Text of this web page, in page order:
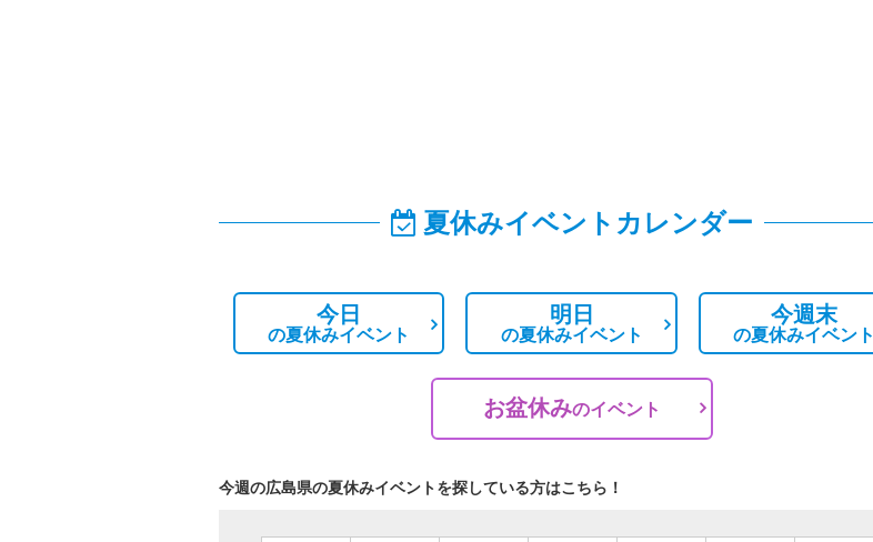
夏休みイベントカレンダー
今日
の夏休みイベント
明日
の夏休みイベント
今週末
の夏休みイベント
お盆休みのイベント
今週の広島県の夏休みイベントを探している方はこちら！